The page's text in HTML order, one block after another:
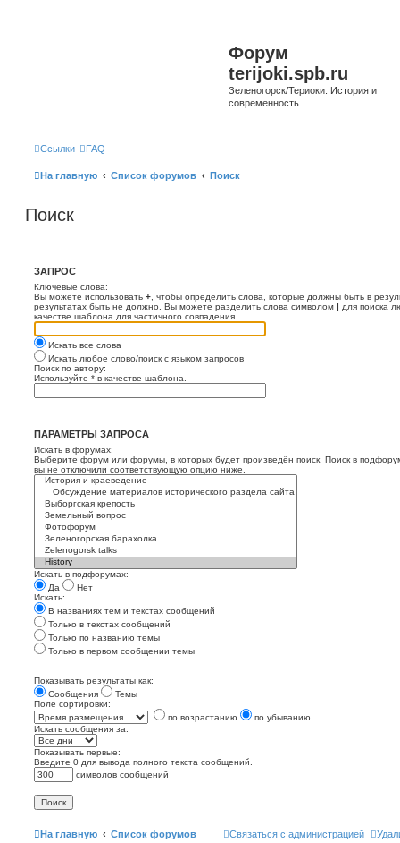
Форум
terijoki.spb.ru
Зеленогорск/Териоки. История и
современность.
Ссылки FAQ
На главную Список форумов Поиск
Поиск
ЗАПРОС
Ключевые слова:
Вы можете использовать + , чтобы определить слова, которые должны быть в
результатах быть не должно. Вы можете разделить слова символом | для поиска
качестве шаблона для частичного совпадения.
Искать все слова
Искать любое слово/поиск с языком запросов
Поиск по автору:
Используйте * в качестве шаблона.
ПАРАМЕТРЫ ЗАПРОСА
Искать в форумах:
Выберите форум или форумы, в которых будет произведён поиск. Поиск в
вы не отключили соответствующую опцию ниже.
Искать в подфорумах:
Да
Нет
Искать:
В названиях тем и текстах сообщений
Только в текстах сообщений
Только по названию темы
Только в первом сообщении темы
Показывать результаты как:
Сообщения
Темы
Поле сортировки:
по возрастанию
по убыванию
Искать сообщения за:
Показывать первые:
Введите 0 для вывода полного текста сообщений.
символов сообщений
На главную Список форумов Связаться с администрацией